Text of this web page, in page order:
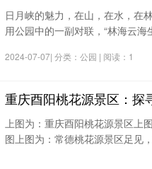
日月峡的魅力，在山，在水，在
用公园中的一副对联，“林海云
顶之上，灵峰异石、奇松美景尽在
2024-07-07| 分类：公园 | 阅读：1
重庆酉阳桃花源景区：探
上图为：重庆酉阳桃花源景区上
图上图为：常德桃花源景区足见